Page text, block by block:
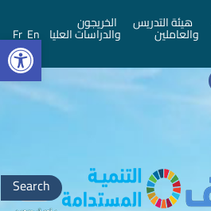
هيئة التدريس
والعاملين
الخريجون
والدراسات العليا En
Fr
Search
for: